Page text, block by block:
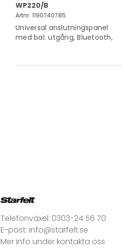
WP220/B
Artnr. 1190740785
Universal anslutningspanel
med bal. utgång, Bluetooth,
Telefonväxel: 0303-24 56 70
E-post: info@starfelt.se
Mer info under kontakta oss